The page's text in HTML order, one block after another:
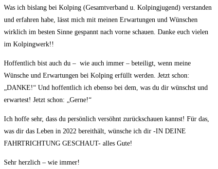
Was ich bislang bei Kolping (Gesamtverband u. Kolpingjugend) verstanden
und erfahren habe, lässt mich mit meinen Erwartungen und Wünschen
wirklich im besten Sinne gespannt nach vorne schauen. Danke euch vielen
im Kolpingwerk!!
Hoffentlich bist auch du – wie auch immer – beteiligt, wenn meine
Wünsche und Erwartungen bei Kolping erfüllt werden. Jetzt schon:
„DANKE!“ Und hoffentlich ich ebenso bei dem, was du dir wünschst und
erwartest! Jetzt schon: „Gerne!“
Ich hoffe sehr, dass du persönlich versöhnt zurückschauen kannst! Für das,
was dir das Leben in 2022 bereithält, wünsche ich dir -IN DEINE
FAHRTRICHTUNG GESCHAUT- alles Gute!
Sehr herzlich – wie immer!